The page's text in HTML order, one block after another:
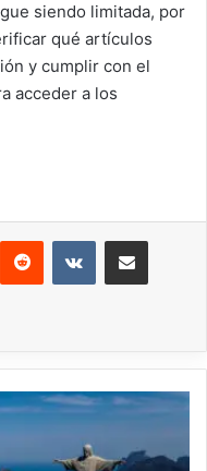
siendo limitada, por
qué artículos
y cumplir con el
acceder a los